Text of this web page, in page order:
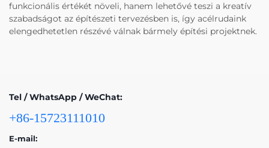
funkcionális értékét növeli, hanem lehetővé teszi a kreatív
szabadságot az építészeti tervezésben is, így acélrudaink
elengedhetetlen részévé válnak bármely építési projektnek.
Tel / WhatsApp / WeChat:
+86-15723111010
E-mail: